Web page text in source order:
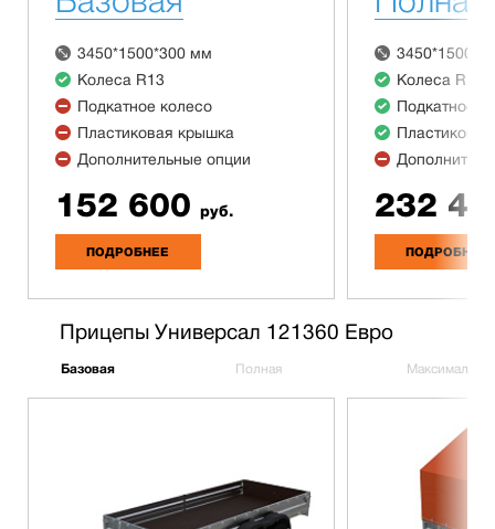
3450*1500*300 мм
Колеса R13
Подкатное колесо
Пластиковая крышка
Дополнительные опции
152 600 руб.
ПОДРОБНЕЕ
Колеса R13
Подкатное
232
ПОДРОБНЕЕ
Прицепы Универсал 121360 Евро
Базовая Полная Максимальная